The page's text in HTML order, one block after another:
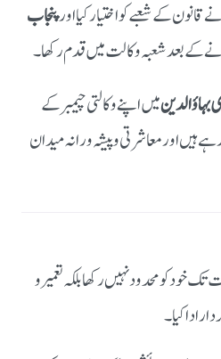
قانون کے شعبے کو اختیار کیا اورپنجاب
کے بعد شعبہ وکالت میں قدم رکھا۔
میں اپنے وکالتی چیمبر کے
ہیں اور معاشرتی و پیشہ ورانہ میدان
خود کو محدود نہیں رکھا بلکہ تعمیر و
ادا کیا۔